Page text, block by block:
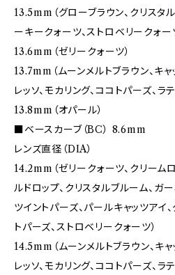
13.5mm（グローブラウン、クリスタ
ーキークォーツ、ストロベリークォー
13.6mm（ゼリークォーツ）
13.7mm（ムーンメルトブラウン、キ
レッソ、モカリング、ココトパーズ、ラ
13.8mm（オパール）
■ベースカーブ（BC） 8.6mm
レンズ直径（DIA）
14.2mm（ゼリークォーツ、クリーム
ルドロップ、クリスタルブルーム、ガ
ツイントパーズ、パールキャッツアイ
トパーズ、ストロベリークォーツ）
14.5mm（ムーンメルトブラウン、キ
レッソ、モカリング、ココトパーズ、ラ